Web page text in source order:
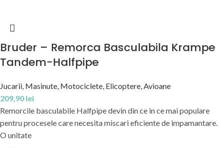
Bruder – Remorca Basculabila Krampe
Tandem-Halfpipe
Jucarii, Masinute, Motociclete, Elicoptere, Avioane
209,90 lei
Remorcile basculabile Halfpipe devin din ce in ce mai populare
pentru procesele care necesita miscari eficiente de impamantare.
O unitate